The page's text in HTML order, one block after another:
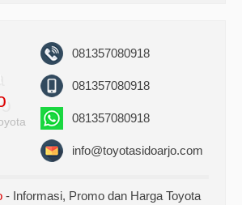
081357080918
081357080918
081357080918
info@toyotasidoarjo.com
- Informasi, Promo dan Harga Toyota